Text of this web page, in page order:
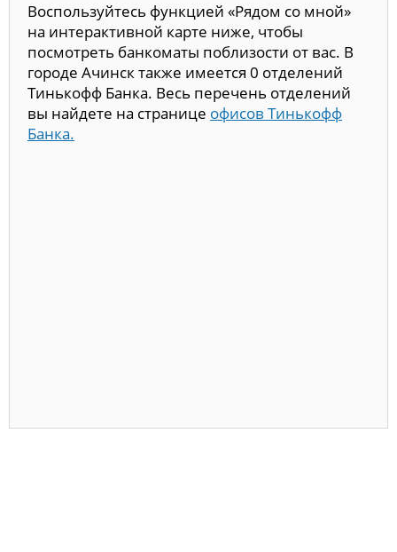
Воспользуйтесь функцией «Рядом со мной»
на интерактивной карте ниже, чтобы
посмотреть банкоматы поблизости от вас. В
городе Ачинск также имеется 0 отделений
Тинькофф Банка. Весь перечень отделений
вы найдете на странице офисов Тинькофф
Банка.